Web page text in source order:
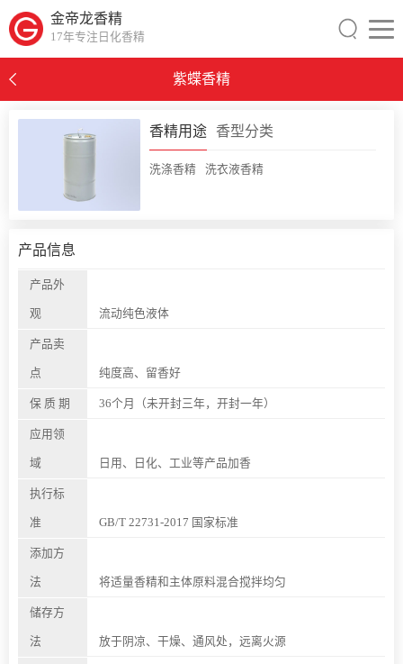
金帝龙香精
17年专注日化香精
紫蝶香精
香精用途 香型分类
洗涤香精 洗衣液香精
产品信息
产品外
观 流动纯色液体
产品卖
点 纯度高、留香好
保 质 期 36个月（未开封三年，开封一年）
应用领
域 日用、日化、工业等产品加香
执行标
准 GB/T 22731-2017 国家标准
添加方
法 将适量香精和主体原料混合搅拌均匀
储存方
法 放于阴凉、干燥、通风处，远离火源